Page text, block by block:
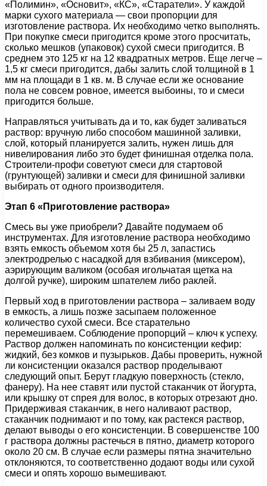
«Полимин», «Основит», «КС», «Старатели». У каждой
марки сухого материала — свои пропорции для
изготовление раствора. Их необходимо четко выполнять.
При покупке смеси пригодится кроме этого просчитать,
сколько мешков (упаковок) сухой смеси пригодится. В
среднем это 125 кг на 12 квадратных метров. Еще легче –
1,5 кг смеси пригодится, дабы залить слой толщиной в 1
мм на площади в 1 кв. м. В случае если же основание
пола не совсем ровное, имеется выбоины, то и смеси
пригодится больше.
Направляться учитывать да и то, как будет заливаться
раствор: вручную либо способом машинной заливки,
слой, который планируется залить, нужен лишь для
нивелирования либо это будет финишная отделка пола.
Строители-профи советуют смеси для стартовой
(грунтующей) заливки и смеси для финишной заливки
выбирать от одного производителя.
Этап 6 «Приготовление раствора»
Смесь вы уже приобрели? Давайте подумаем об
инструментах. Для изготовление раствора необходимо
взять емкость объемом хотя бы 25 л, запастись
электродрелью с насадкой для взбивания (миксером),
аэрирующим валиком (особая игольчатая щетка на
долгой ручке), широким шпателем либо раклей.
Первый ход в приготовлении раствора – заливаем воду
в емкость, а лишь позже засыпаем положенное
количество сухой смеси. Все старательно
перемешиваем. Соблюдение пропорций – ключ к успеху.
Раствор должен напоминать по консистенции кефир:
жидкий, без комков и пузырьков. Дабы проверить, нужной
ли консистенции оказался раствор проделывают
следующий опыт. Берут гладкую поверхность (стекло,
фанеру). На нее ставят или пустой стаканчик от йогурта,
или крышку от спрея для волос, в которых отрезают дно.
Придерживая стаканчик, в него наливают раствор,
стаканчик поднимают и по тому, как растекся раствор,
делают выводы о его консистенции. В совершенстве 100
г раствора должны растечься в пятно, диаметр которого
около 20 см. В случае если размеры пятна значительно
отклоняются, то соответственно додают воды или сухой
смеси и опять хорошо вымешивают.